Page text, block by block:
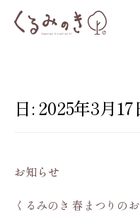
日:2025年3月17
お知らせ
くるみのき 春まつりの